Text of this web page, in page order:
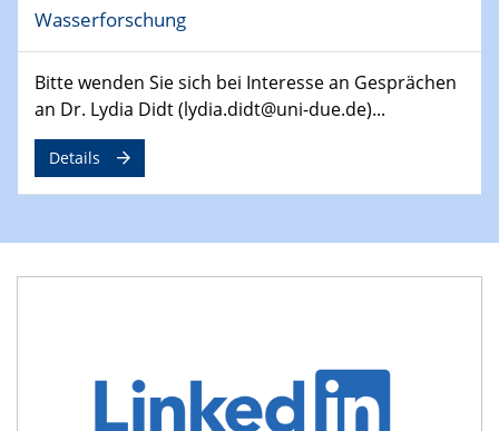
SFB 1242 Kolloquium
"Integrated Quantum Dot Optomechanics"
07.05.2024
SFB/TRR 270 Kolloquium
Mikrostruktur-Design in magnetostorischen Materialien
07.05.2024
Wasserforschung
Bitte wenden Sie sich bei Interesse an Gesprächen
an Dr. Lydia Didt (lydia.didt@uni-due.de)...
Details